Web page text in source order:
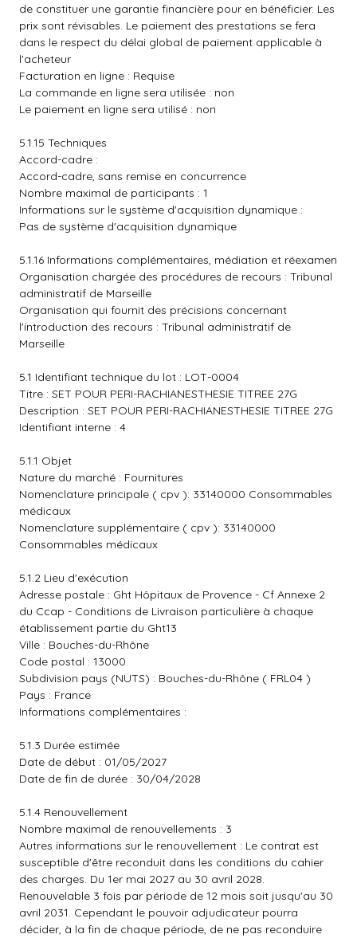
de constituer une garantie financière pour en bénéficier. Les
prix sont révisables. Le paiement des prestations se fera
dans le respect du délai global de paiement applicable à
l'acheteur
Facturation en ligne : Requise
La commande en ligne sera utilisée : non
Le paiement en ligne sera utilisé : non
5.1.15 Techniques
Accord-cadre :
Accord-cadre, sans remise en concurrence
Nombre maximal de participants : 1
Informations sur le système d'acquisition dynamique :
Pas de système d'acquisition dynamique
5.1.16 Informations complémentaires, médiation et réexamen
Organisation chargée des procédures de recours : Tribunal
administratif de Marseille
Organisation qui fournit des précisions concernant
l'introduction des recours : Tribunal administratif de
Marseille
5.1 Identifiant technique du lot : LOT-0004
Titre : SET POUR PERI-RACHIANESTHESIE TITREE 27G
Description : SET POUR PERI-RACHIANESTHESIE TITREE 27G
Identifiant interne : 4
5.1.1 Objet
Nature du marché : Fournitures
Nomenclature principale ( cpv ): 33140000 Consommables
médicaux
Nomenclature supplémentaire ( cpv ): 33140000
Consommables médicaux
5.1.2 Lieu d'exécution
Adresse postale : Ght Hôpitaux de Provence - Cf Annexe 2
du Ccap - Conditions de Livraison particulière à chaque
établissement partie du Ght13
Ville : Bouches-du-Rhône
Code postal : 13000
Subdivision pays (NUTS) : Bouches-du-Rhône ( FRL04 )
Pays : France
Informations complémentaires :
5.1.3 Durée estimée
Date de début : 01/05/2027
Date de fin de durée : 30/04/2028
5.1.4 Renouvellement
Nombre maximal de renouvellements : 3
Autres informations sur le renouvellement : Le contrat est
susceptible d'être reconduit dans les conditions du cahier
des charges. Du 1er mai 2027 au 30 avril 2028.
Renouvelable 3 fois par période de 12 mois soit jusqu'au 30
avril 2031. Cependant le pouvoir adjudicateur pourra
décider, à la fin de chaque période, de ne pas reconduire